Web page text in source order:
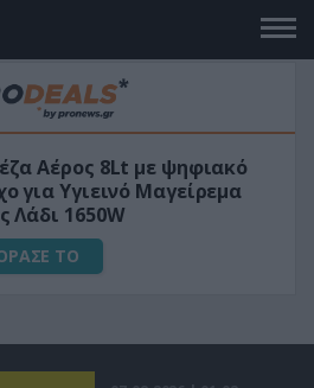
Αέρος 8Lt με ψηφιακό
για Υγιεινό Μαγείρεμα
Λάδι 1650W
ΤΟ